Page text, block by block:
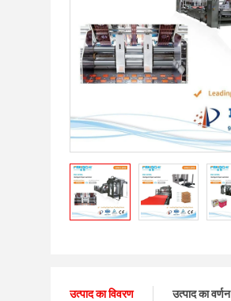
उत्पाद का विवरण उत्पाद का वर्णन